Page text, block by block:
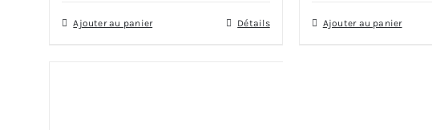
Ajouter au panier Détails Ajouter au panier